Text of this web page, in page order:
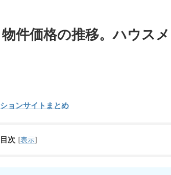
件価格の推移。ハウスメ
ョンサイトまとめ
目次 [表示]